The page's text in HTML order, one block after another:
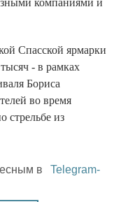
компаниями и
Спасской ярмарки
- в рамках
Бориса
во время
стрельбе из
в
Telegram-